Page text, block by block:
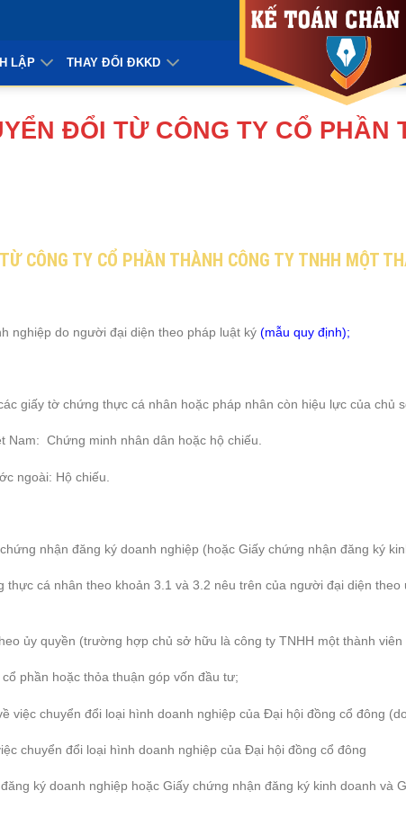
LẬP THAY ĐỔI ĐKKD
ĐỔI TỪ CÔNG TY CỔ PHẦN
CÔNG TY CỔ PHẦN THÀNH CÔNG TY TNHH MỘT
nghiệp do người đại diện theo pháp luật ký (mẫu quy định);
giấy tờ chứng thực cá nhân hoặc pháp nhân còn hiệu lực của
Nam: Chứng minh nhân dân hoặc hộ chiếu.
ngoài: Hộ chiếu.
nhận đăng ký doanh nghiệp (hoặc Giấy chứng nhận đăng ký
thực cá nhân theo khoản 3.1 và 3.2 nêu trên của người đại diện
ủy quyền (trường hợp chủ sở hữu là công ty TNHH một thành
phần hoặc thỏa thuận góp vốn đầu tư;
việc chuyển đổi loại hình doanh nghiệp của Đại hội đồng cổ đông
chuyển đổi loại hình doanh nghiệp của Đại hội đồng cổ đông
ký doanh nghiệp hoặc Giấy chứng nhận đăng ký kinh doanh